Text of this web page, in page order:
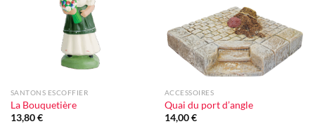
SANTONS ESCOFFIER
La Bouquetière
13,80€
ACCESSOIRES
Quai du port d’angle
14,00€